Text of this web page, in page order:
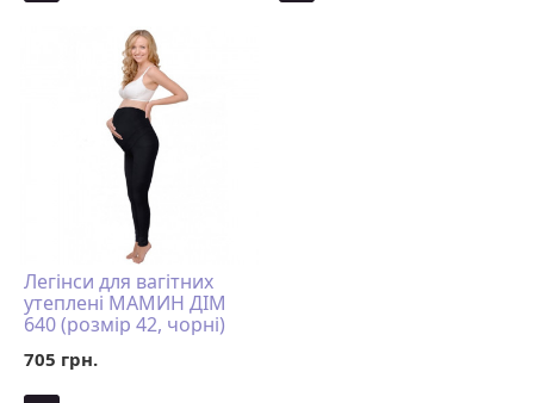
Легінси для вагітних
утеплені МАМИН ДІМ
640 (розмір 42, чорні)
705 грн.